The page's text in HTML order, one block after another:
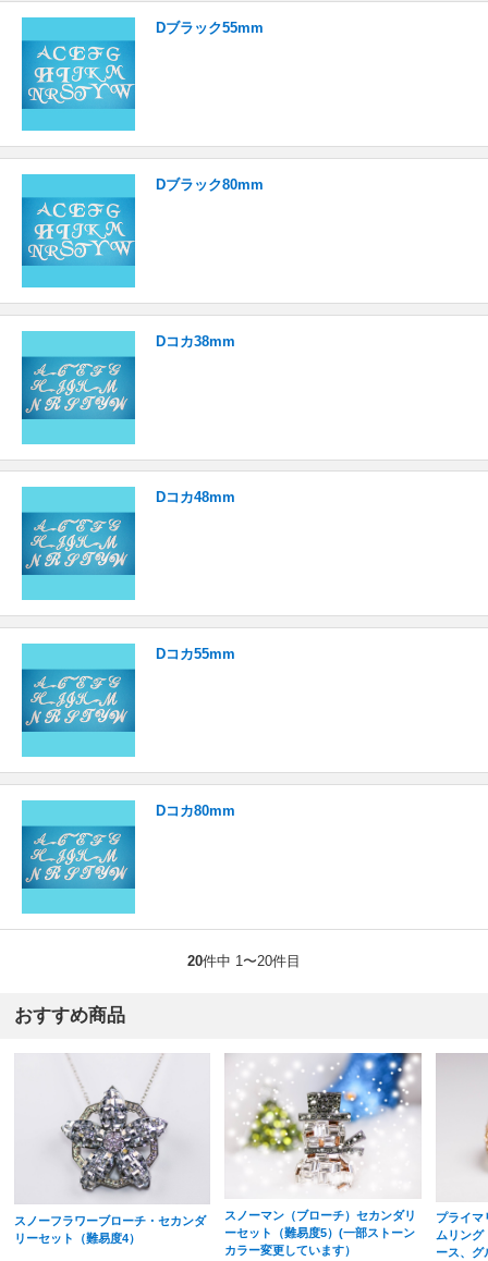
Dブラック55mm
Dブラック80mm
Dコカ38mm
Dコカ48mm
Dコカ55mm
Dコカ80mm
20件中 1〜20件目
おすすめ商品
スノーフラワーブローチ・セカンダ
リーセット（難易度4）
スノーマン（ブローチ）セカンダリ
ーセット（難易度5）(一部ストーン
カラー変更しています）
プライマ
ムリング
ース、グ